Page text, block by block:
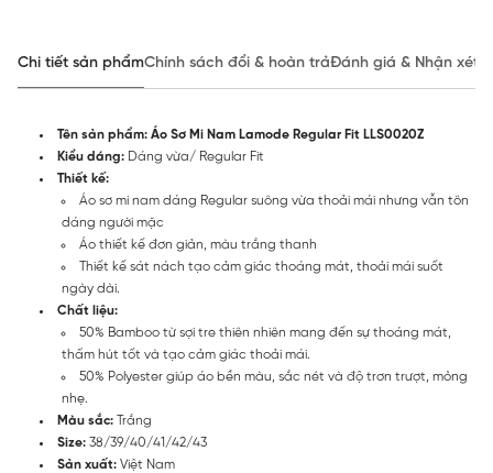
Chi tiết sản phẩmChính sách đổi & hoàn trảĐánh giá & Nhận xét
Tên sản phẩm: Áo Sơ Mi Nam Lamode Regular Fit LLS0020Z
Kiểu dáng: Dáng vừa/ Regular Fit
Thiết kế:
Áo sơ mi nam dáng Regular suông vừa thoải mái nhưng vẫn tôn
dáng người mặc
Áo thiết kế đơn giản, màu trắng thanh
Thiết kế sát nách tạo cảm giác thoáng mát, thoải mái suốt
ngày dài.
Chất liệu:
50% Bamboo từ sợi tre thiên nhiên mang đến sự thoáng mát,
thấm hút tốt và tạo cảm giác thoải mái.
50% Polyester giúp áo bền màu, sắc nét và độ trơn trượt, mỏng
nhẹ.
Màu sắc: Trắng
Size: 38/39/40/41/42/43
Sản xuất: Việt Nam